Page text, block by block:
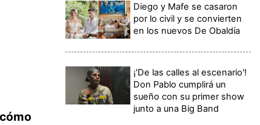
Diego y Mafe se casaron
por lo civil y se convierten
en los nuevos De Obaldía
¡'De las calles al escenario'!
Don Pablo cumplirá un
sueño con su primer show
junto a una Big Band